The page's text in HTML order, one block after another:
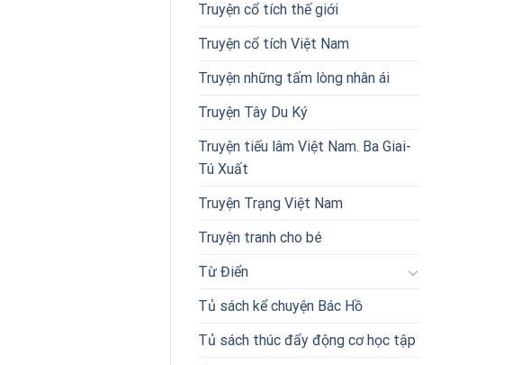
Truyện cổ tích thế giới
Truyện cổ tích Việt Nam
Truyện những tấm lòng nhân ái
Truyện Tây Du Ký
Truyện tiếu lâm Việt Nam. Ba Giai-
Tú Xuất
Truyện Trạng Việt Nam
Truyện tranh cho bé
Từ Điển
Tủ sách kể chuyện Bác Hồ
Tủ sách thúc đẩy động cơ học tập